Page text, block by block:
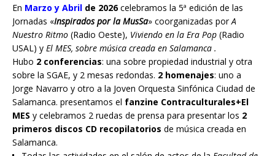
En Marzo y Abril de 2026celebramos la 5ª edición de las
Jornadas «Inspirados por la MusSa» coorganizadas porA
Nuestro Ritmo (Radio Oeste), Viviendo en la Era Pop (Radio
USAL) y El MES, sobre música creada en Salamanca .
Hubo 2 conferencias: una sobre propiedad industrial y otra
sobre la SGAE, y 2 mesas redondas. 2 homenajes: uno a
Jorge Navarro y otro a la Joven Orquesta Sinfónica Ciudad de
Salamanca. presentamos el fanzine Contraculturales+El
MES y celebramos 2 ruedas de prensa para presentar los 2
primeros discos CD recopilatorios de música creada en
Salamanca.